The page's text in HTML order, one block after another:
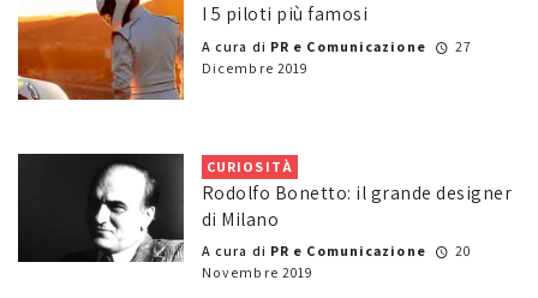
I 5 piloti più famosi
A cura di PR e Comunicazione
27
Dicembre 2019
CURIOSITÀ
Rodolfo Bonetto: il grande designer
di Milano
A cura di PR e Comunicazione
20
Novembre 2019